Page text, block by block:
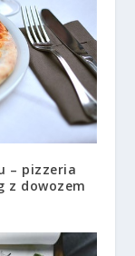
– pizzeria
z dowozem